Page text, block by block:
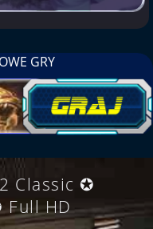
GRY
Classic ✪
HD